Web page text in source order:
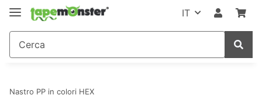
IT
Nastro PP in colori HEX